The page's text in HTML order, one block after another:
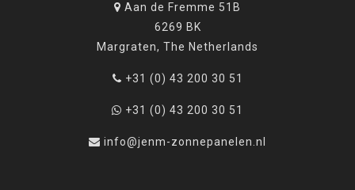
Aan de Fremme 51B
6269 BK
Margraten, The Netherlands
+31 (0) 43 200 30 51
+31 (0) 43 200 30 51
info@jenm-zonnepanelen.nl